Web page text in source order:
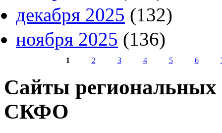
декабря 2025 (132)
ноября 2025 (136)
1 2 3 4 5 6
Сайты
СКФО